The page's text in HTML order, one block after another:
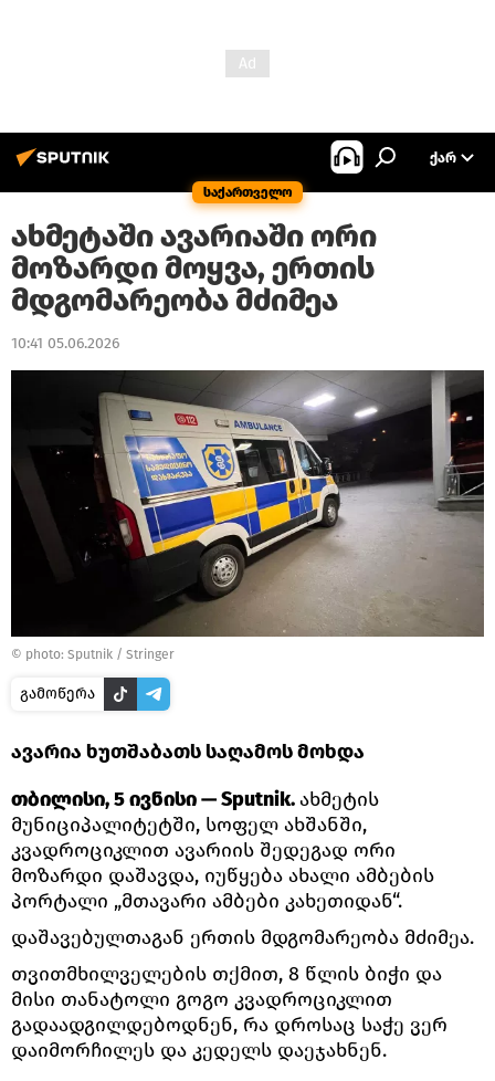
საქართველო
ᲥᲐᲠ
ახმეტაში ავარიაში ორი
მოზარდი მოყვა, ერთის
მდგომარეობა მძიმეა
10:41 05.06.2026
© photo: Sputnik / Stringer
გამოწერა
ავარია ხუთშაბათს საღამოს მოხდა
თბილისი, 5 ივნისი — Sputnik.ახმეტის
მუნიციპალიტეტში, სოფელ ახშანში,
კვადროციკლით ავარიის შედეგად ორი
მოზარდი დაშავდა, იუწყება ახალი ამბების
პორტალი „მთავარი ამბები კახეთიდან“.
დაშავებულთაგან ერთის მდგომარეობა მძიმეა.
თვითმხილველების თქმით, 8 წლის ბიჭი და
მისი თანატოლი გოგო კვადროციკლით
გადაადგილდებოდნენ, რა დროსაც საჭე ვერ
დაიმორჩილეს და კედელს დაეჯახნენ.